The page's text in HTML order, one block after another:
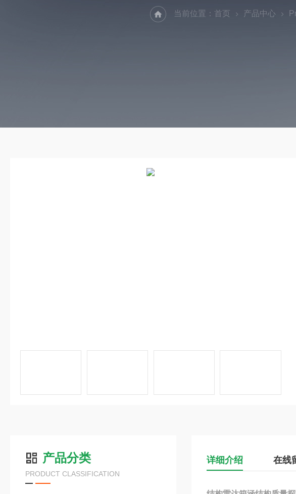
当前位置： 首页 产品中心
产品分类
PRODUCT CLASSIFICATION
详细介绍 在线